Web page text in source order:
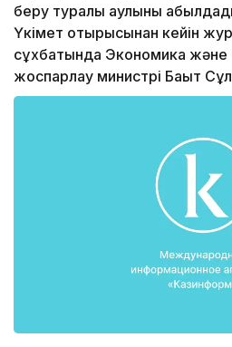
беру туралы қаулыны
Үкімет отырысынан кейін
сұхбатында Экономика
жоспарлау министрі Бақыт